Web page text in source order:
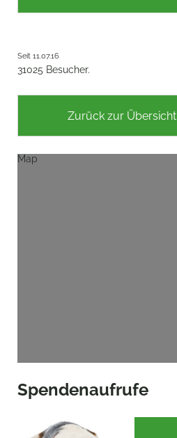
Seit 11.07.16
31025 Besucher.
Zurück zur Übersicht
Map
Spendenaufrufe